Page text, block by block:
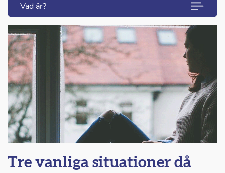
Vad är?
Tre vanliga situationer då